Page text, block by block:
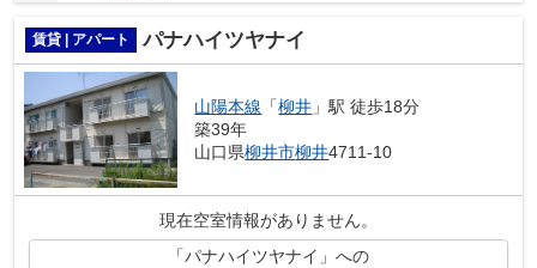
賃貸 | アパート パナハイツヤナイ
山陽本線 「柳井 」駅 徒歩18分
築39年
山口県柳井市柳井4711-10
現在空室情報がありません。
「パナハイツヤナイ」への